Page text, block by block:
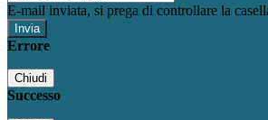
E-mail inviata, si prega di controllare la
Errore
Chiudi
Successo